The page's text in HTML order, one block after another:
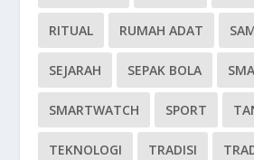
RITUAL RUMAH ADAT
SEJARAH SEPAK BOLA
SMARTWATCH SPORT
TEKNOLOGI TRADISI